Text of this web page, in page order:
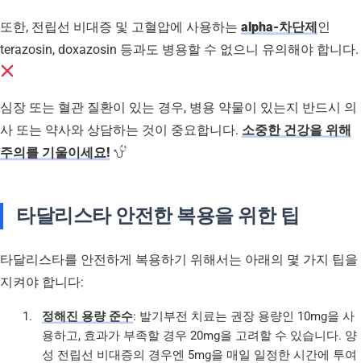
또한, 전립선 비대증 및 고혈압에 사용하는 alpha-차단제인
terazosin, doxazosin 등과도 병용할 수 없으니 유의해야 합니다.
심장 또는 혈관 질환이 있는 경우, 병용 약물이 있는지 반드시 의
사 또는 약사와 상담하는 것이 중요합니다. 소중한 건강을 위해
주의를 기울이세요!
타달리스타 안전한 복용을 위한 팁
타달리스타를 안전하게 복용하기 위해서는 아래의 몇 가지 팁을
지켜야 합니다:
정해진 용량 준수: 발기부전 치료는 권장 용량인 10mg을 사
용하고, 효과가 부족할 경우 20mg을 고려할 수 있습니다. 양
성 전립선 비대증의 경우엔 5mg을 매일 일정한 시간에 투여